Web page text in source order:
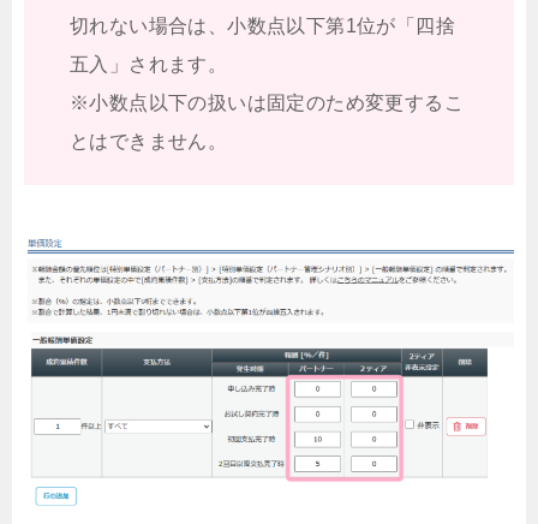
切れない場合は、小数点以下第1位が「四捨
五入」されます。
※小数点以下の扱いは固定のため変更するこ
とはできません。